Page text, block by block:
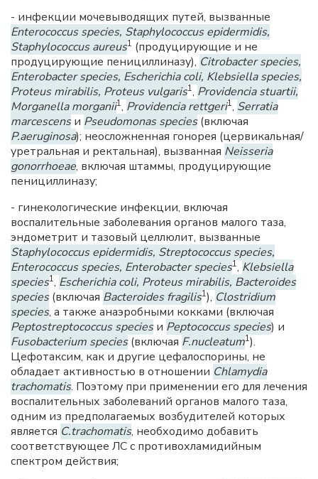
- инфекции мочевыводящих путей, вызванные
Enterococcus species, Staphylococcus epidermidis,
Staphylococcus aureus1 (продуцирующие и не
продуцирующие пенициллиназу), Citrobacter species,
Enterobacter species, Escherichia coli, Klebsiella species,
Proteus mirabilis, Proteus vulgaris1, Providencia stuartii,
Morganella morganii1, Providencia rettgeri1, Serratia
marcescensи Pseudomonas species(включая
P.aeruginosa); неосложненная гонорея (цервикальная/
уретральная и ректальная), вызванная Neisseria
gonorrhoeae, включая штаммы, продуцирующие
пенициллиназу;
- гинекологические инфекции, включая
воспалительные заболевания органов малого таза,
эндометрит и тазовый целлюлит, вызванные
Staphylococcus epidermidis, Streptococcus species,
Enterococcus species, Enterobacter species1, Klebsiella
species1, Escherichia coli, Proteus mirabilis, Bacteroides
species(включая Bacteroides fragilis1), Clostridium
species, а также анаэробными кокками (включая
Peptostreptococcus speciesи Peptococcus species) и
Fusobacterium species(включая F.nucleatum1).
Цефотаксим, как и другие цефалоспорины, не
обладает активностью в отношении Chlamydia
trachomatis. Поэтому при применении его для лечения
воспалительных заболеваний органов малого таза,
одним из предполагаемых возбудителей которых
является C.trachomatis, необходимо добавить
соответствующее ЛС с противохламидийным
спектром действия;